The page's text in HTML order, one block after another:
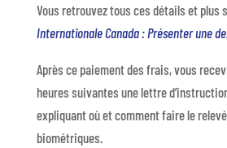
Vous retrouvez tous ces détails et plus
Internationale Canada : Présenter une
Après ce paiement des frais, vous
heures suivantes une lettre
expliquant où et comment faire le
biométriques.